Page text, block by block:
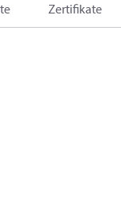
Zertifikate